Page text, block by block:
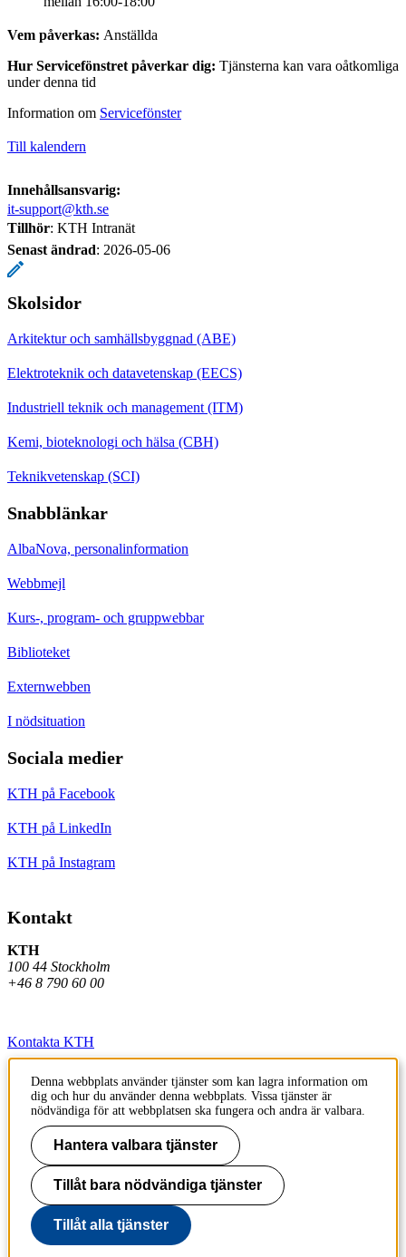
Vem påverkas: Anställda
Hur Servicefönstret påverkar dig: Tjänsterna kan vara oåtkomliga
under denna tid
Information om Servicefönster
Till kalendern
Innehållsansvarig:
it-support@kth.se
Tillhör: KTH Intranät
Senast ändrad: 2026-05-06
Skolsidor
Arkitektur och samhällsbyggnad (ABE)
Elektroteknik och datavetenskap (EECS)
Industriell teknik och management (ITM)
Kemi, bioteknologi och hälsa (CBH)
Teknikvetenskap (SCI)
Snabblänkar
AlbaNova, personalinformation
Webbmejl
Kurs-, program- och gruppwebbar
Biblioteket
Externwebben
I nödsituation
Sociala medier
KTH på Facebook
KTH på LinkedIn
KTH på Instagram
Kontakt
KTH
100 44 Stockholm
+46 8 790 60 00
Kontakta KTH
Jobba på KTH
Press och media
Faktura och betalning KTH
Om KTH:s webbplatser
Tillgänglighetsredogörelse
Denna webbplats använder tjänster som kan lagra information om
dig och hur du använder denna webbplats. Vissa tjänster är
nödvändiga för att webbplatsen ska fungera och andra är valbara.
Hantera valbara tjänster
Tillåt bara nödvändiga tjänster
Tillåt alla tjänster